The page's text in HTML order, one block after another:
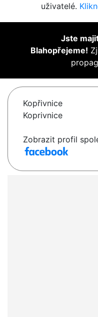
uživatelé.
Jste
Blahopřejeme!
Kopřivnice
Koprivnice
Zobrazit profil